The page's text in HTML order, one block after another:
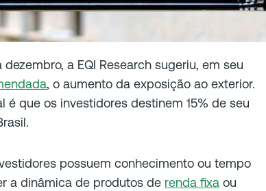
a EQI Research sugeriu, em seu
, o aumento da exposição ao exterior.
é que os investidores destinem 15% de seu
possuem conhecimento ou tempo
a dinâmica de produtos de renda fixa ou